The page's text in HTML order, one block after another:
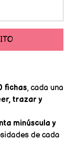
fichas, cada una
trazar y
minúscula y
de cada